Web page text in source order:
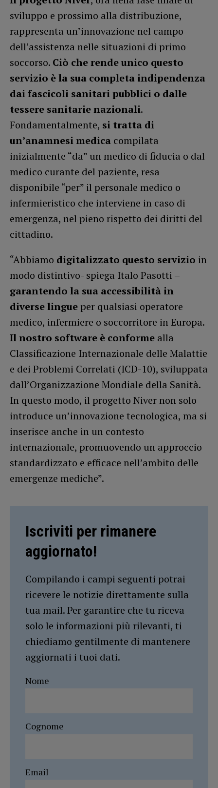
sviluppo e prossimo alla distribuzione,
rappresenta un’innovazione nel campo
dell’assistenza nelle situazioni di primo
soccorso. Ciò che rende unico questo
servizio è la sua completa indipendenza
dai fascicoli sanitari pubblici o dalle
tessere sanitarie nazionali.
Fondamentalmente, si tratta di
un’anamnesi medica compilata
inizialmente “da” un medico di fiducia o dal
medico curante del paziente, resa
disponibile “per” il personale medico o
infermieristico che interviene in caso di
emergenza, nel pieno rispetto dei diritti del
cittadino.
“Abbiamo digitalizzato questo servizio in
modo distintivo- spiega Italo Pasotti –
garantendo la sua accessibilità in
diverse lingue per qualsiasi operatore
medico, infermiere o soccorritore in Europa.
Il nostro software è conforme alla
Classificazione Internazionale delle Malattie
e dei Problemi Correlati (ICD-10), sviluppata
dall’Organizzazione Mondiale della Sanità.
In questo modo, il progetto Niver non solo
introduce un’innovazione tecnologica, ma si
inserisce anche in un contesto
internazionale, promuovendo un approccio
standardizzato e efficace nell’ambito delle
emergenze mediche”.
Iscriviti per rimanere
aggiornato!
Compilando i campi seguenti potrai
ricevere le notizie direttamente sulla
tua mail. Per garantire che tu riceva
solo le informazioni più rilevanti, ti
chiediamo gentilmente di mantenere
aggiornati i tuoi dati.
Nome
Cognome
Email